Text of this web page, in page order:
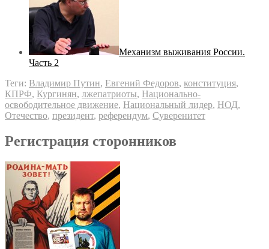
Механизм выживания России.
Часть 2
Теги: Владимир Путин, Евгений Федоров, конституция,
КПРФ, Кургинян, лжепатриоты, Национально-
освободительное движение, Национальный лидер, НОД,
Отечество, президент, референдум, Суверенитет
Регистрация сторонников